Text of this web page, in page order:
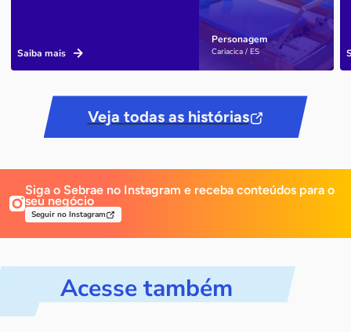
Personagem
Cariacica / ES
Saiba mais
Veja todas as histórias
Siga o Sebrae no Instagram e receba conteúdos para o
seu negócio
Seguir no Instagram
Acesse também